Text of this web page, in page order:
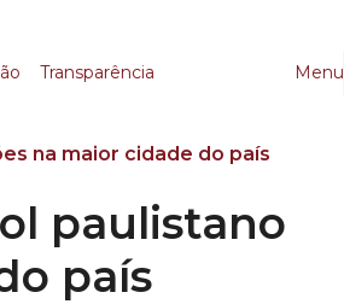
Transparência Menu
na maior cidade do país
paulistano
país